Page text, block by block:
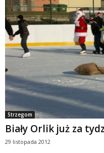
Strzegom
Biały Orlik już za
29 listopada 2012